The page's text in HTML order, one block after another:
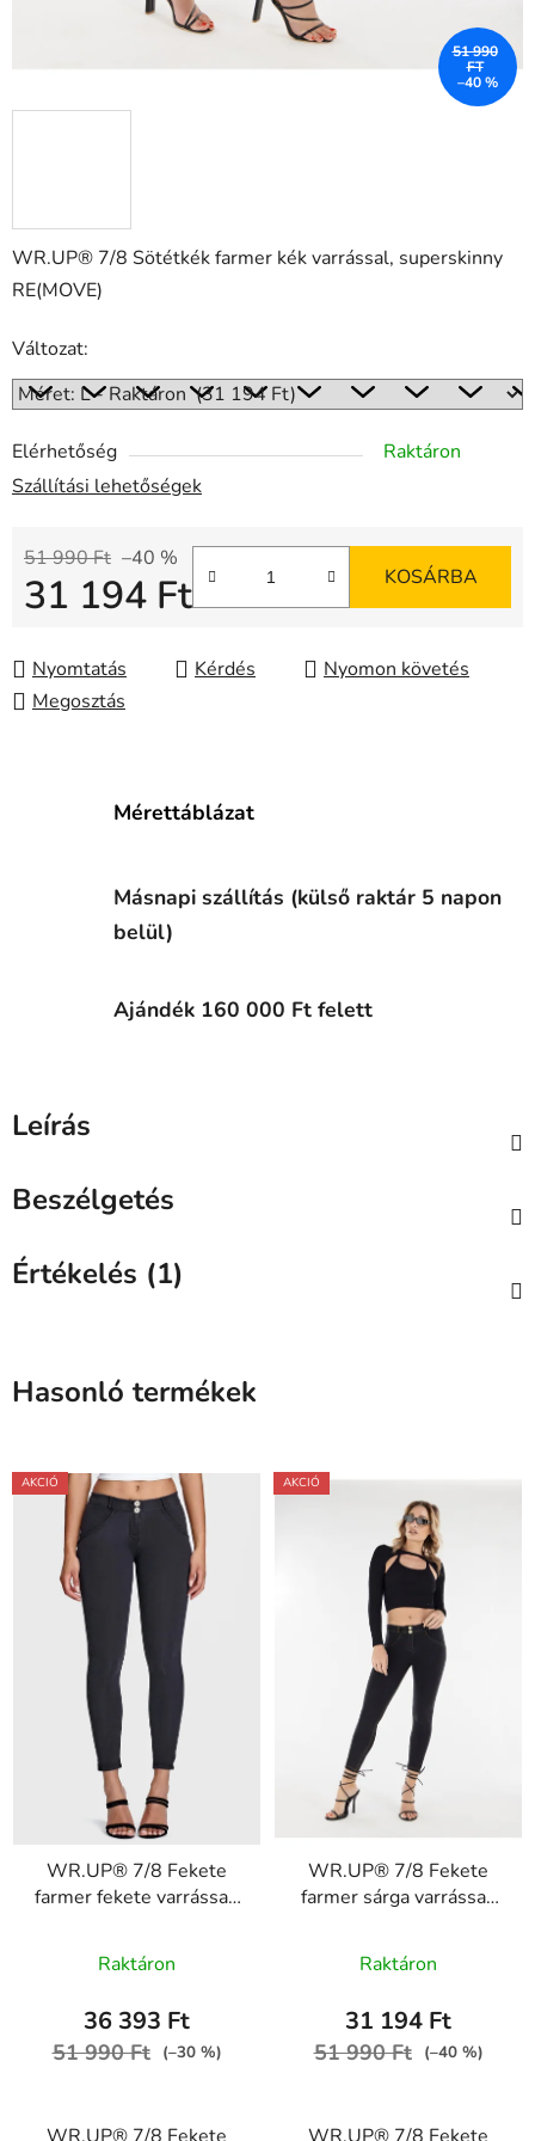
WR.UP® 7/8 Sötétkék farmer kék varrással, superskinny
RE(MOVE)
Változat:
Elérhetőség
Raktáron
Szállítási lehetőségek
51 990 Ft –40 %
31 194 Ft KOSÁRBA
Nyomtatás Kérdés
Nyomon követés
Megosztás
51 990
FT
–40 %
Mérettáblázat
Másnapi szállítás (külső raktár 5 napon
belül)
Ajándék 160 000 Ft felett
Leírás
Beszélgetés
Értékelés (1)
Hasonló termékek
AKCIÓ
WR.UP® 7/8 Fekete
farmer fekete varrással,
WRUP4RC002ORG,
J7N
Raktáron
36 393 Ft
51 990 Ft (–30 %)
WR.UP® 7/8 Fekete
AKCIÓ
WR.UP® 7/8 Fekete
farmer sárga varrással,
WRUP4RC002ORG,
J7Y
Raktáron
31 194 Ft
51 990 Ft (–40 %)
WR.UP® 7/8 Fekete